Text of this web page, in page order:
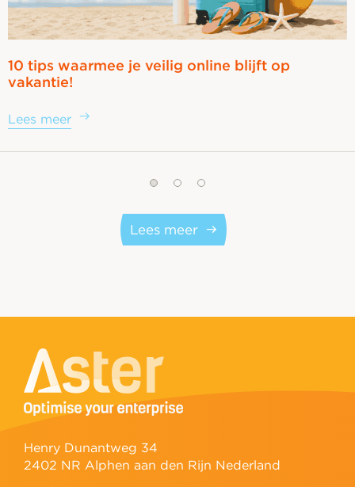
10 tips waarmee je veilig online blijft op
vakantie!
Lees meer
Lees meer
Henry Dunantweg 34
2402 NR Alphen aan den Rijn Nederland